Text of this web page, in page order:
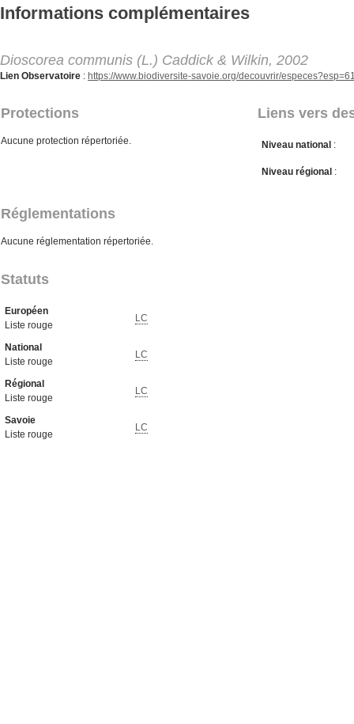
Aller au contenu principal
Informations complémentaires
Dioscorea communis (L.) Caddick & Wilkin, 2002
Lien Observatoire : https://www.biodiversite-savoie.org/decouvrir/
Protections Liens vers
Aucune protection répertoriée. Niveau national :
Niveau régional :
Réglementations
Aucune réglementation répertoriée.
Statuts
Européen
Liste rouge
LC
National
Liste rouge
LC
Régional
Liste rouge
LC
Savoie
Liste rouge
LC